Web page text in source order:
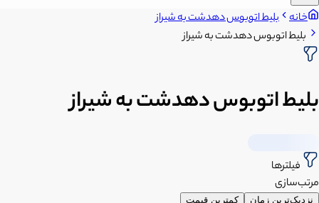
خانه بلیط اتوبوس دهدشت به شیراز
بلیط اتوبوس دهدشت به شیراز
بلیط اتوبوس دهدشت به شیراز
فیلترها
مرتب‌سازی
نزدیک‌ترین زمان کمترین قیمت